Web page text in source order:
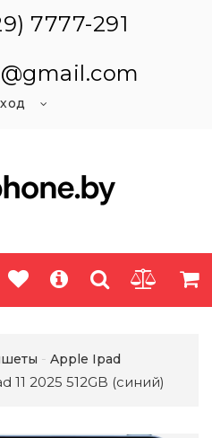
7777-291
Apple Ipad
2025 512GB (синий)